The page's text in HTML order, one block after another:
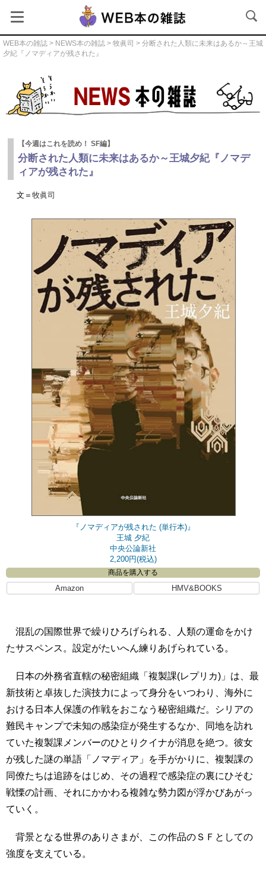
WEB本の雑誌 > NEWS本の雑誌 > 牧眞司 > 分断された人類に未来はあるか～王城
夕紀『ノマディアが残された』
【今週はこれを読め！ SF編】
分断された人類に未来はあるか～王城夕紀『ノマデ
ィアが残された』
文＝ 牧眞司
『ノマディアが残された (単行本)』
王城 夕紀
中央公論新社
2,200円(税込)
商品を購入する
Amazon HMV&BOOKS
混乱の国際世界で繰りひろげられる、人類の運命をかけ
たサスペンス。設定がたいへん練りあげられている。
日本の外務省直轄の秘密組織「複製課(レプリカ)」は、最
新技術と卓抜した演技力によって身分をいつわり、海外に
おける日本人保護の作戦をおこなう秘密組織だ。シリアの
難民キャンプで未知の感染症が発生するなか、同地を訪れ
ていた複製課メンバーのひとりクイナが消息を絶つ。彼女
が残した謎の単語「ノマディア」を手がかりに、複製課の
同僚たちは追跡をはじめ、その過程で感染症の裏にひそむ
戦慄の計画、それにかかわる複雑な勢力図が浮かびあがっ
ていく。
背景となる世界のありさまが、この作品のＳＦとしての
強度を支えている。